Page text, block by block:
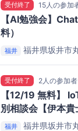
受付終了 15人の参加
【AI勉強会】
料）
福井 福井県坂井市
受付終了 2人の参加者
【12/19 無料】
別相談会【伊本貴
福井 福井県坂井市